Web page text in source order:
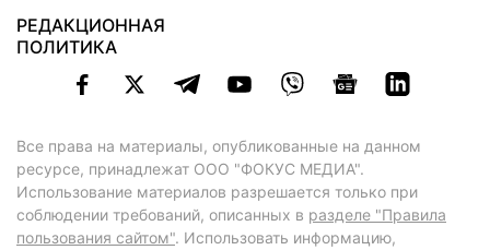
РЕДАКЦИОННАЯ
ПОЛИТИКА
Все права на материалы, опубликованные на данном
ресурсе, принадлежат ООО "ФОКУС МЕДИА".
Использование материалов разрешается только при
соблюдении требований, описанных в разделе "Правила
пользования сайтом". Использовать информацию,